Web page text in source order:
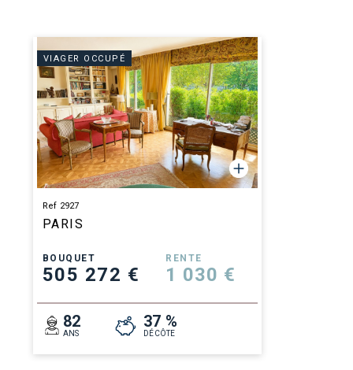
VIAGER OCCUPÉ
Ref 2927
PARIS
BOUQUET
505 272 €
RENTE
1 030 €
82
ANS
37 %
DÉCÔTE